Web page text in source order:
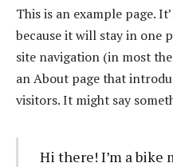
This is an example page.
because it will stay in one
site navigation (in most
an About page that
visitors. It might say
Hi there! I’m a bike